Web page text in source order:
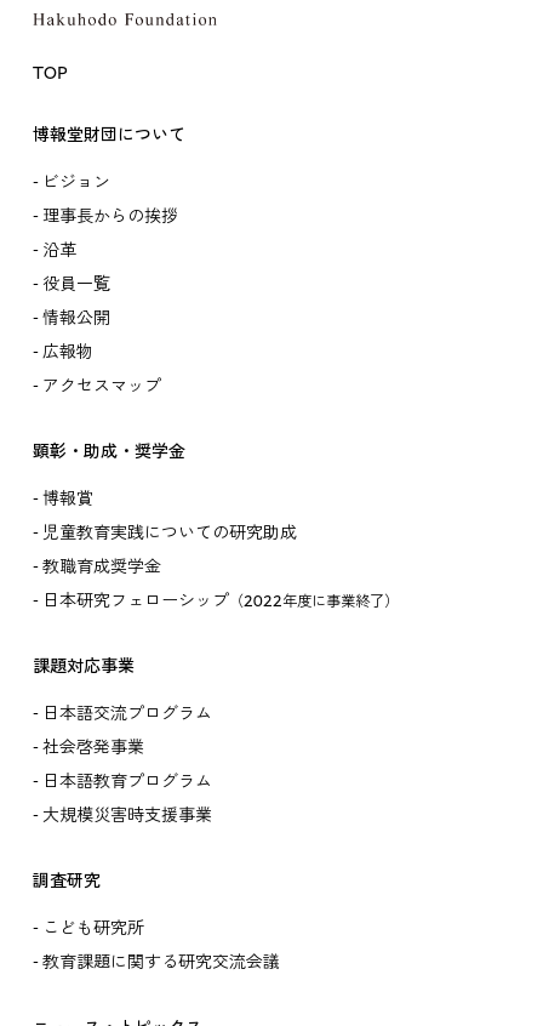
TOP
博報堂財団について
ビジョン
理事長からの挨拶
沿革
役員一覧
情報公開
広報物
アクセスマップ
顕彰・助成・奨学金
博報賞
児童教育実践についての研究助成
教職育成奨学金
日本研究フェローシップ（2022年度に事業終了）
課題対応事業
日本語交流プログラム
社会啓発事業
日本語教育プログラム
大規模災害時支援事業
調査研究
こども研究所
教育課題に関する研究交流会議